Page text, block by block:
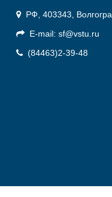
РФ, 403343,
E-mail: sf@vstu.ru
(84463)2-39-48